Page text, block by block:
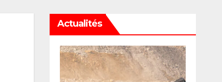
Actualités